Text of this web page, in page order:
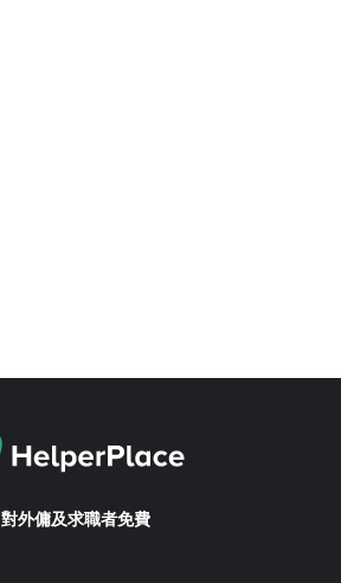
對外傭及求職者免費